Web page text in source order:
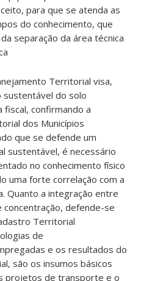
para que se atenda as
do conhecimento, que
separação da área técnica
Territorial visa,
sustentável do solo
fiscal, confirmando a
dos Municípios
que se defende um
sustentável, é necessário
no conhecimento físico
uma forte correlação com a
Quanto a integração entre
defende-se
Territorial
de
e os resultados do
são os insumos básicos
projetos de transporte e o